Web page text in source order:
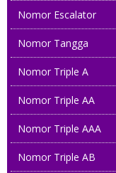
Nomor Escalator
Nomor Tangga
Nomor Triple A
Nomor Triple AA
Nomor Triple AAA
Nomor Triple AB